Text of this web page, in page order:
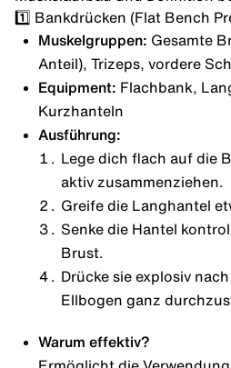
1️⃣ Bankdrücken (Flat Bench
Muskelgruppen: Gesamte
Anteil), Trizeps, vordere
Equipment: Flachbank,
Kurzhanteln
Ausführung:
Lege dich flach auf die
aktiv zusammenziehen.
Greife die Langhantel
Senke die Hantel
Brust.
Drücke sie explosiv
Ellbogen ganz
Warum effektiv?